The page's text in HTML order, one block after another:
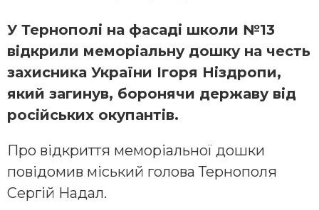
У Тернополі на фасаді школи №13
відкрили меморіальну дошку на честь
захисника України Ігоря Ніздропи,
який загинув, боронячи державу від
російських окупантів.
Про відкриття меморіальної дошки
повідомив міський голова Тернополя
Сергій Надал.